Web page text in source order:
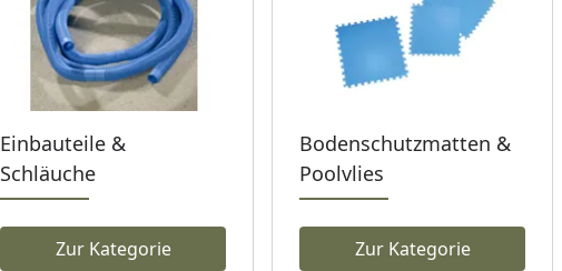
Einbauteile &
Schläuche
Zur Kategorie
Bodenschutzmatten &
Poolvlies
Zur Kategorie